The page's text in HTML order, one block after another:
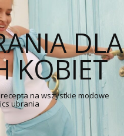
DLA
KOBIET
recepta na wszystkie modowe
ubrania